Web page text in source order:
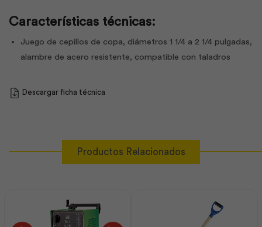
Características técnicas:
Juego de cepillos de copa, diámetros 1 1/4 a 2 1/4 pulgadas,
alambre de acero resistente, compatible con taladros
Descargar ficha técnica
Productos Relacionados